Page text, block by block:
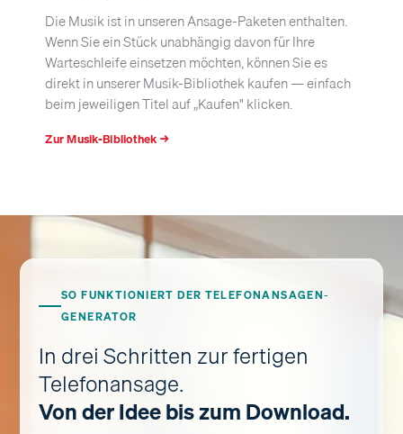
Die Musik ist in unseren Ansage-Paketen enthalten.
Wenn Sie ein Stück unabhängig davon für Ihre
Warteschleife einsetzen möchten, können Sie es
direkt in unserer Musik-Bibliothek kaufen — einfach
beim jeweiligen Titel auf „Kaufen" klicken.
Zur Musik-Bibliothek →
SO FUNKTIONIERT DER TELEFONANSAGEN-
GENERATOR
In drei Schritten zur fertigen
Telefonansage.
Von der Idee bis zum Download.